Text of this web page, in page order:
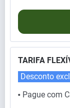
TARIFA
⬤ Pague com
Desconto